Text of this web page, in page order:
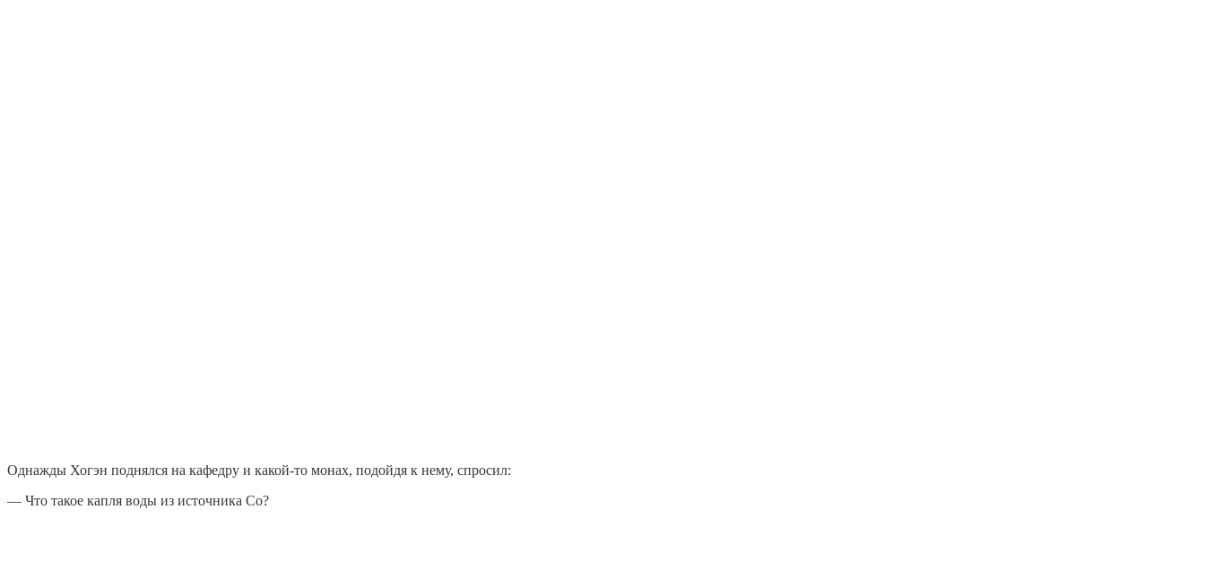
Однажды Хогэн поднялся на кафедру и какой-то монах, подойдя к нему, спросил:
— Что такое капля воды из источника Со?